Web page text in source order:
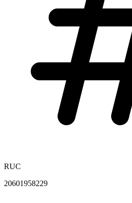
RUC
20601958229